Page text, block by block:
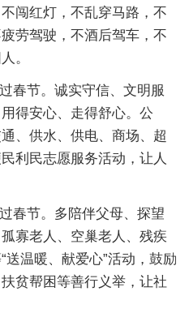
闯红灯，不乱穿马路，不
劳驾驶，不酒后驾车，不
。
春节。诚实守信、文明服
得安心、走得舒心。公
、供水、供电、商场、超
利民志愿服务活动，让人
春节。 多陪伴父母、探望
寡老人、空巢老人、残疾
送温暖、献爱心”活动，鼓励
贫帮困等善行义举，让社